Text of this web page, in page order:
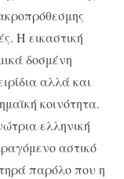
Η εικαστική
δοσμένη
αλλά και
κοινότητα.
ελληνική
αστικό
παρόλο που η